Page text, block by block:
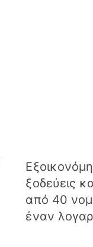
ξοδεύεις
από 40
έναν